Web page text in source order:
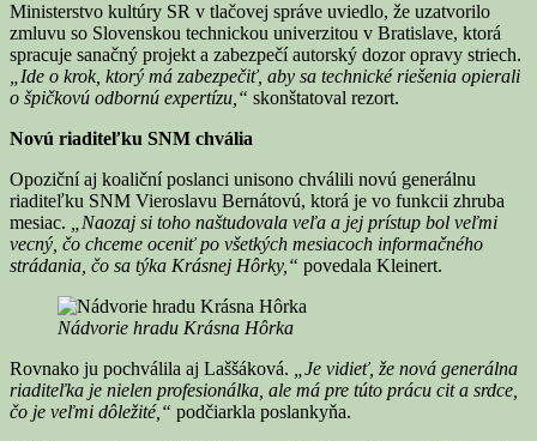
Ministerstvo kultúry SR v tlačovej správe uviedlo, že uzatvorilo
zmluvu so Slovenskou technickou univerzitou v Bratislave, ktorá
spracuje sanačný projekt a zabezpečí autorský dozor opravy striech.
„Ide o krok, ktorý má zabezpečiť, aby sa technické riešenia opierali
o špičkovú odbornú expertízu,“ skonštatoval rezort.
Novú riaditeľku SNM chvália
Opoziční aj koaliční poslanci unisono chválili novú generálnu
riaditeľku SNM Vieroslavu Bernátovú, ktorá je vo funkcii zhruba
mesiac.
„Naozaj si toho naštudovala veľa a jej prístup bol veľmi
vecný, čo chceme oceniť po všetkých mesiacoch informačného
strádania, čo sa týka Krásnej Hôrky,“ povedala Kleinert.
Nádvorie hradu Krásna Hôrka
Rovnako ju pochválila aj Laššáková.
„Je vidieť, že nová generálna
riaditeľka je nielen profesionálka, ale má pre túto prácu cit a srdce,
čo je veľmi dôležité,“ podčiarkla poslankyňa.